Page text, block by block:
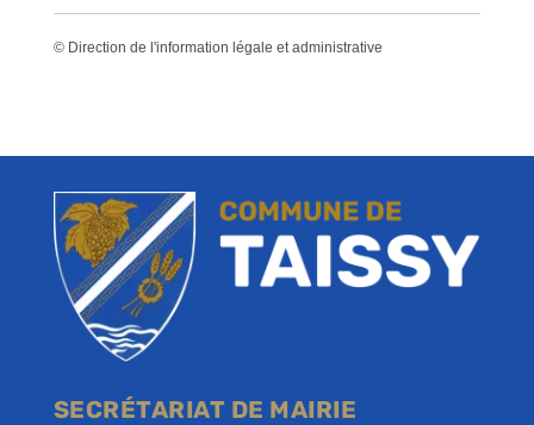
© Direction de l'information légale et administrative
SECRÉTARIAT DE MAIRIE